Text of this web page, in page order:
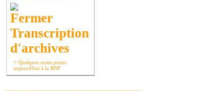
Transcription
d'archives
¤ Quelques notes prises
aujourd'hui à la BNF